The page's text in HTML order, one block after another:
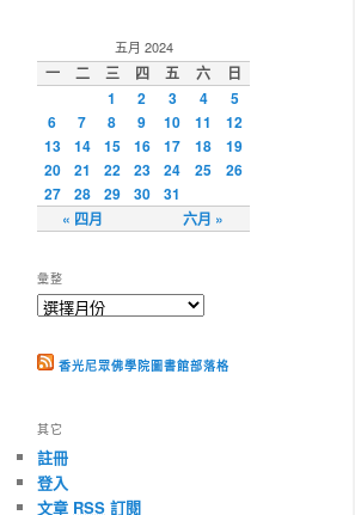
五月 2024
一 二 三 四 五 六 日
« 四月 六月 »
1 2 3 4
5
6
7 8 9 10 11
12
13
14 15 16 17 18
19
20
21 22 23 24 25
26
27
28 29 30 31
彙整
香光尼眾佛學院圖書館部落格
其它
註冊
登入
文章 RSS 訂閱